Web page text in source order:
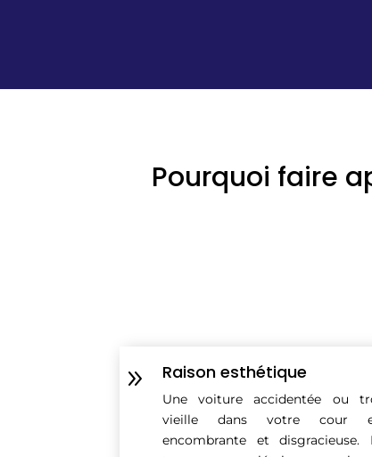
Pourquoi faire
9 Raison esthétique
Une voiture accidentée ou
vieille dans votre cour
encombrante et disgracieuse.